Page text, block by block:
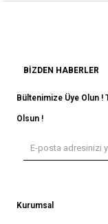
BIZDEN HABERLER
Bültenimize Üye Olun !
Olsun !
Kurumsal